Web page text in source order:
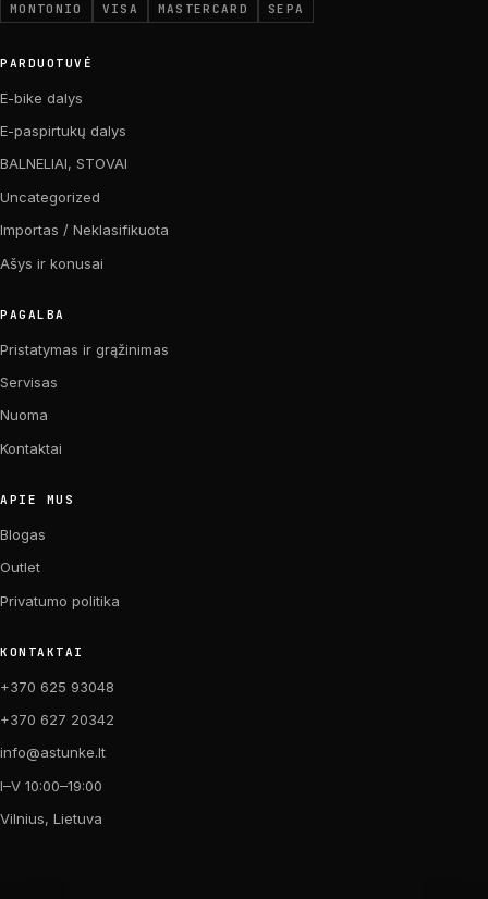
MONTONIO VISA MASTERCARD SEPA
PARDUOTUVĖ
E-bike dalys
E-paspirtukų dalys
BALNELIAI, STOVAI
Uncategorized
Importas / Neklasifikuota
Ašys ir konusai
PAGALBA
Pristatymas ir grąžinimas
Servisas
Nuoma
Kontaktai
APIE MUS
Blogas
Outlet
Privatumo politika
KONTAKTAI
+370 625 93048
+370 627 20342
info@astunke.lt
I–V 10:00–19:00
Vilnius, Lietuva